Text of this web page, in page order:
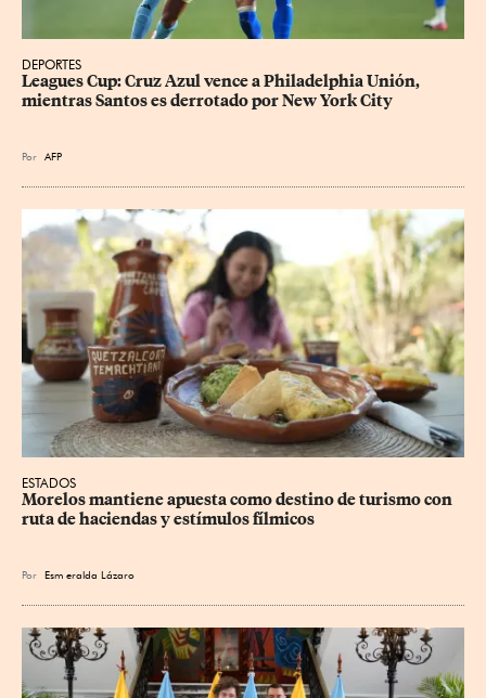
DEPORTES
Leagues Cup: Cruz Azul vence a Philadelphia Unión,
mientras Santos es derrotado por New York City
Por AFP
ESTADOS
Morelos mantiene apuesta como destino de turismo con
ruta de haciendas y estímulos fílmicos
Por Esm eralda Lázaro